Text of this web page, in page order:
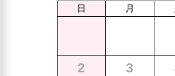
日 月
2 3